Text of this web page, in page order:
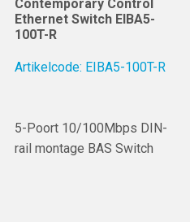
Contemporary Control
Ethernet Switch EIBA5-
100T-R
Artikelcode: EIBA5-100T-R
5-Poort 10/100Mbps DIN-
rail montage BAS Switch